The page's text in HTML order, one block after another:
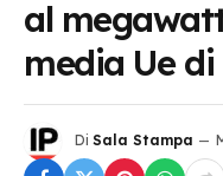
al
media Ue di
Di Sala Stampa